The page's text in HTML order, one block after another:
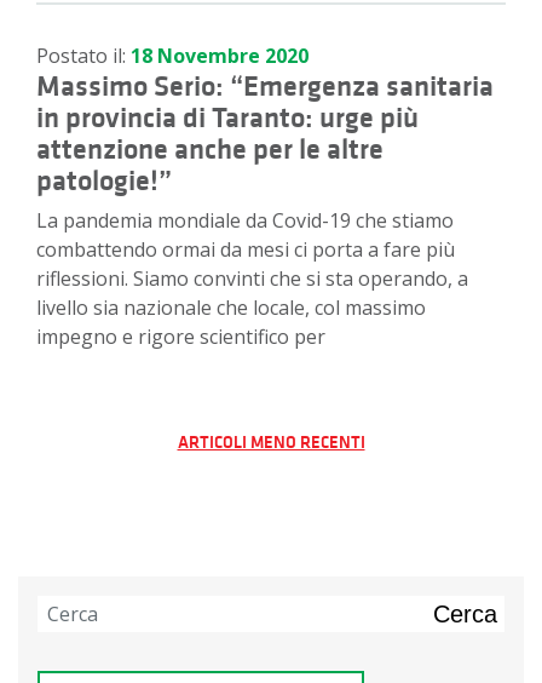
Postato il: 18 Novembre 2020
Massimo Serio: “Emergenza sanitaria
in provincia di Taranto: urge più
attenzione anche per le altre
patologie!”
La pandemia mondiale da Covid-19 che stiamo
combattendo ormai da mesi ci porta a fare più
riflessioni. Siamo convinti che si sta operando, a
livello sia nazionale che locale, col massimo
impegno e rigore scientifico per
Navigazione
ARTICOLI MENO RECENTI
Cerca